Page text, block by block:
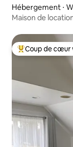
Hébergement ⋅
Maison de
Coups de cœur
Coup de cœur